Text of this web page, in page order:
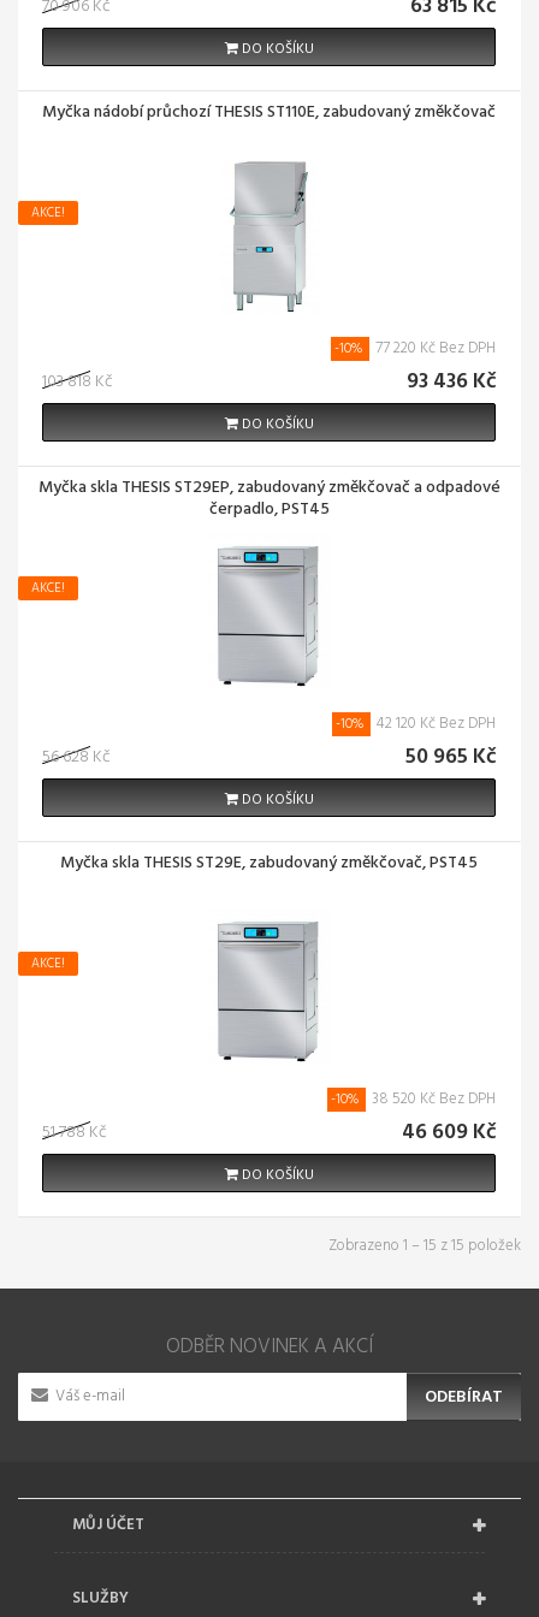
70 906 Kč
DO KOŠÍKU
Myčka nádobí průchozí THESIS ST110E, zabudovaný změkčovač
AKCE!
103 818 Kč
-10% 77 220 Kč Bez DPH
93 436 Kč
DO KOŠÍKU
Myčka skla THESIS ST29EP, zabudovaný změkčovač a odpadové
čerpadlo, PST45
AKCE!
56 628 Kč
-10% 42 120 Kč Bez DPH
50 965 Kč
DO KOŠÍKU
Myčka skla THESIS ST29E, zabudovaný změkčovač, PST45
AKCE!
51 788 Kč
-10% 38 520 Kč Bez DPH
46 609 Kč
DO KOŠÍKU
Zobrazeno 1 – 15 z 15 položek
ODBĚR NOVINEK A AKCÍ
ODEBÍRAT
MŮJ ÚČET
SLUŽBY